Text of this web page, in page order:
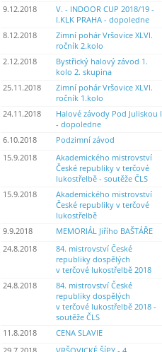
9.12.2018
V. - INDOOR CUP 2018/19 -
I.KLK PRAHA - dopoledne
8.12.2018
Zimní pohár Vršovice XLVI.
ročník 2.kolo
2.12.2018
Bystřický halový závod 1.
kolo 2. skupina
25.11.2018
Zimní pohár Vršovice XLVI.
ročník 1.kolo
24.11.2018
Halové závody Pod Juliskou I
- dopoledne
6.10.2018 Podzimní závod
15.9.2018
Akademického mistrovství
České republiky v terčové
lukostřelbě - soutěže ČLS
15.9.2018
Akademického mistrovství
České republiky v terčové
lukostřelbě
9.9.2018 MEMORIÁL Jiřího BAŠTÁŘE
24.8.2018
84. mistrovství České
republiky dospělých
v terčové lukostřelbě 2018
24.8.2018
84. mistrovství České
republiky dospělých
v terčové lukostřelbě 2018 -
soutěže ČLS
11.8.2018 CENA SLAVIE